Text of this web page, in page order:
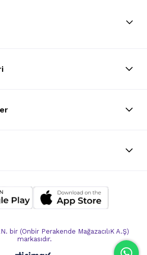
bir (Onbir Perakende MağazacılıK A.Ş)
markasıdır.